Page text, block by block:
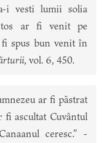
i vesti lumii solia
ar fi venit pe
spus bun venit în
, vol. 6, 450.
ar fi păstrat
fi ascultat Cuvântul
ceresc.” -